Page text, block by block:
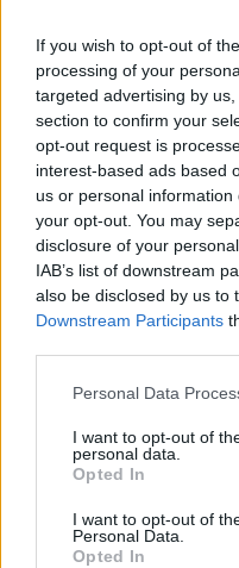
If you wish to opt-out of
processing of your
targeted advertising by
section to confirm your
opt-out request is
interest-based ads based
us or personal
your opt-out. You may
disclosure of your
IAB’s list of downstream
also be disclosed by us to
Downstream Participants
Please note that this
not limited to your visit or
grant or deny consent to
use your data for below
consent section.
Personal Data
I want to opt-out of
personal data.
Opted In
I want to opt-out of
Personal Data.
Opted In
1perc
Szőkéné Kopping
együttérzését
közel 26.000 ember
Megköszönte a
egészségügyben és
dolgozóknak az
elhunytakak. Király
oltás mellett nagyon
elindult egy
indítani. A részleges
okozhat tesztelés